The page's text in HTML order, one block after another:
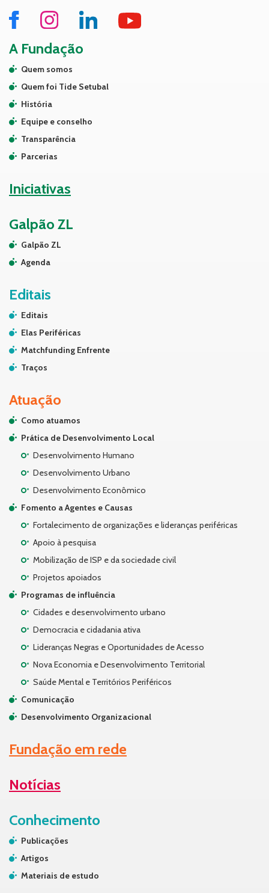
A Fundação
Quem somos
Quem foi Tide Setubal
História
Equipe e conselho
Transparência
Parcerias
Iniciativas
Galpão ZL
Galpão ZL
Agenda
Editais
Editais
Elas Periféricas
Matchfunding Enfrente
Traços
Atuação
Como atuamos
Prática de Desenvolvimento Local
Desenvolvimento Humano
Desenvolvimento Urbano
Desenvolvimento Econômico
Fomento a Agentes e Causas
Fortalecimento de organizações e lideranças periféricas
Apoio à pesquisa
Mobilização de ISP e da sociedade civil
Projetos apoiados
Programas de influência
Cidades e desenvolvimento urbano
Democracia e cidadania ativa
Lideranças Negras e Oportunidades de Acesso
Nova Economia e Desenvolvimento Territorial
Saúde Mental e Territórios Periféricos
Comunicação
Desenvolvimento Organizacional
Fundação em rede
Notícias
Conhecimento
Publicações
Artigos
Materiais de estudo